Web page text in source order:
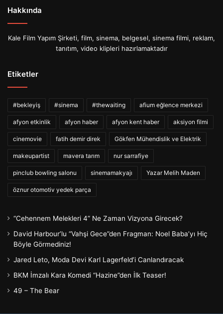
Hakkında
Kale Film Yapım Şirketi, film, sinema, belgesel, sinema filmi, reklam,
tanıtım, video klipleri hazırlamaktadır
Etiketler
#bekleyiş #sinema #thewaiting afium eğlence merkezi
afyon etkinlik afyon haber afyon kent haber aksiyon filmi
cinemovie fatih demir direk Gökfen Mühendislik ve Elektrik
makeupartist mavera tarım nur sarrafiye
pinclub bowling salonu sinemamakyajı Yazar Melih Maden
öznur otomotiv yedek parça
“Cehennem Melekleri 4” Ne Zaman Vizyona Girecek?
David Harbour’lu “Vahşi Gece”den Fragman: Noel Baba’yı Hiç
Böyle Görmediniz!
Jared Leto, Moda Devi Karl Lagerfeld’i Canlandıracak
BKM İmzalı Kara Komedi “Hazine”den İlk Teaser!
49 – The Bear